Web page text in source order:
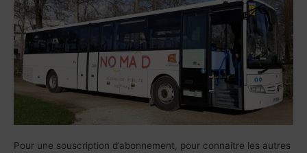
Pour une souscription d’abonnement, pour connaitre les autres